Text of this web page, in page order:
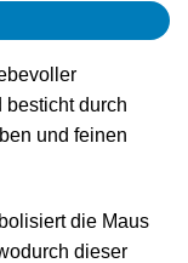
besticht durch
und feinen
die Maus
dieser